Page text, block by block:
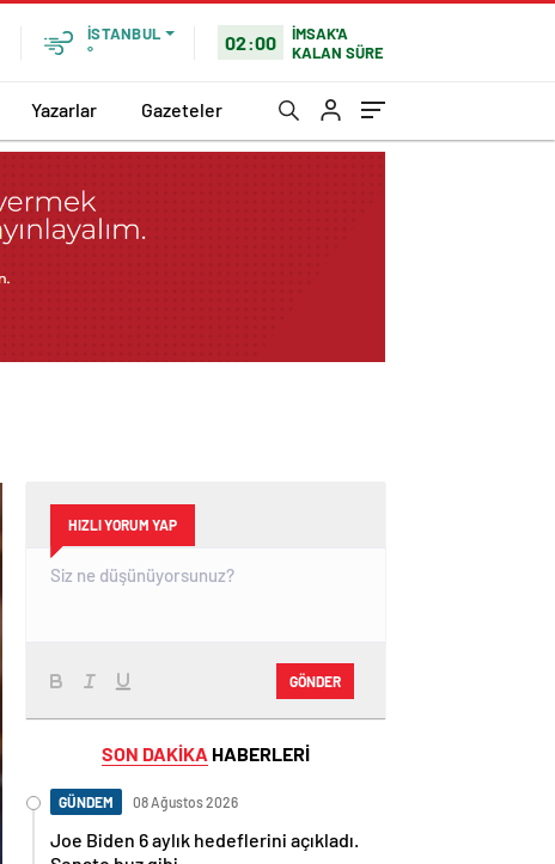
İSTANBUL
°
02:00
İMSAK'A
KALAN SÜRE
Yazarlar Gazeteler
HIZLI YORUM YAP
GÖNDER
SON DAKİKA HABERLERİ
GÜNDEM 08 Ağustos 2026
Joe Biden 6 aylık hedeflerini açıkladı.